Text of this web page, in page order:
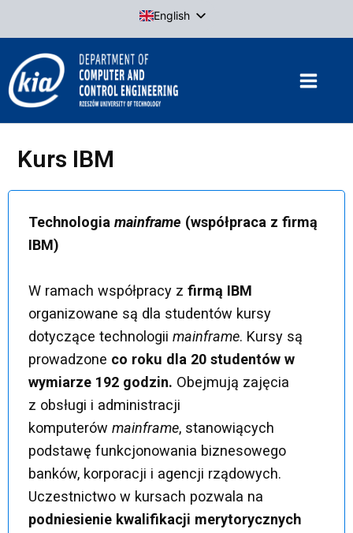
content
English
Polish
Kurs IBM
Technologia mainframe (współpraca z firmą
IBM)
W ramach współpracy z firmą IBM
organizowane są dla studentów kursy
dotyczące technologii mainframe. Kursy są
prowadzone co roku dla 20 studentów w
wymiarze 192 godzin. Obejmują zajęcia
z obsługi i administracji
komputerów mainframe, stanowiących
podstawę funkcjonowania biznesowego
banków, korporacji i agencji rządowych.
Uczestnictwo w kursach pozwala na
podniesienie kwalifikacji merytorycznych